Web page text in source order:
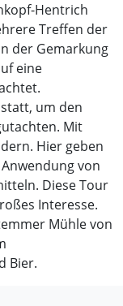
Hentrich
Treffen der
der Gemarkung
eine
um den
Mit
Hier geben
von
Diese Tour
Interesse.
Mühle von
Bier.